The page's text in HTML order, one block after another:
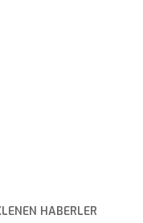
HABERLER